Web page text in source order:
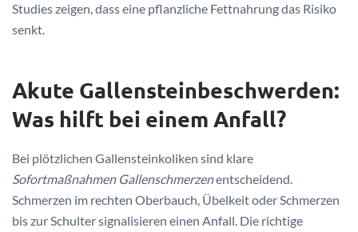
Studies zeigen, dass eine pflanzliche Fettnahrung das Risiko
senkt.
Akute Gallensteinbeschwerden:
Was hilft bei einem Anfall?
Bei plötzlichen Gallensteinkoliken sind klare
Sofortmaßnahmen Gallenschmerzenentscheidend.
Schmerzen im rechten Oberbauch, Übelkeit oder Schmerzen
bis zur Schulter signalisieren einen Anfall. Die richtige